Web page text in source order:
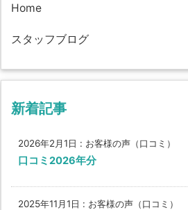
Home
スタッフブログ
新着記事
2026年2月1日 : お客様の声（口コミ）
口コミ2026年分
2025年11月1日 : お客様の声（口コミ）